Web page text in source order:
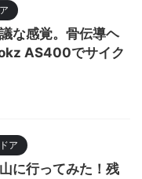
な感覚。骨伝導ヘ
AS400でサイク
ア
に行ってみた！残